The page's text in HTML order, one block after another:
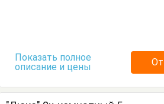
Показать полное
описание и цены